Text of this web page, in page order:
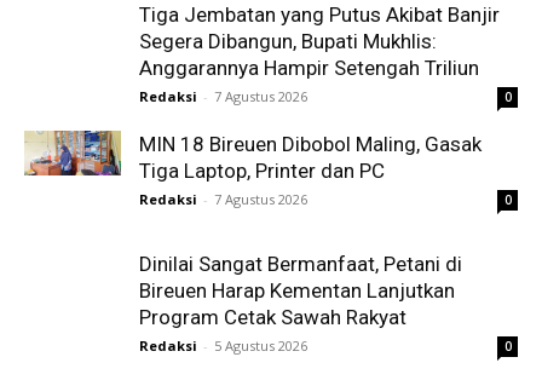
Tiga Jembatan yang Putus Akibat Banjir
Segera Dibangun, Bupati Mukhlis:
Anggarannya Hampir Setengah Triliun
Redaksi - 7 Agustus 2026 0
MIN 18 Bireuen Dibobol Maling, Gasak
Tiga Laptop, Printer dan PC
Redaksi - 7 Agustus 2026 0
Dinilai Sangat Bermanfaat, Petani di
Bireuen Harap Kementan Lanjutkan
Program Cetak Sawah Rakyat
Redaksi - 5 Agustus 2026 0